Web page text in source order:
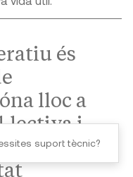
és
lloc a
i
un
suport tècnic?